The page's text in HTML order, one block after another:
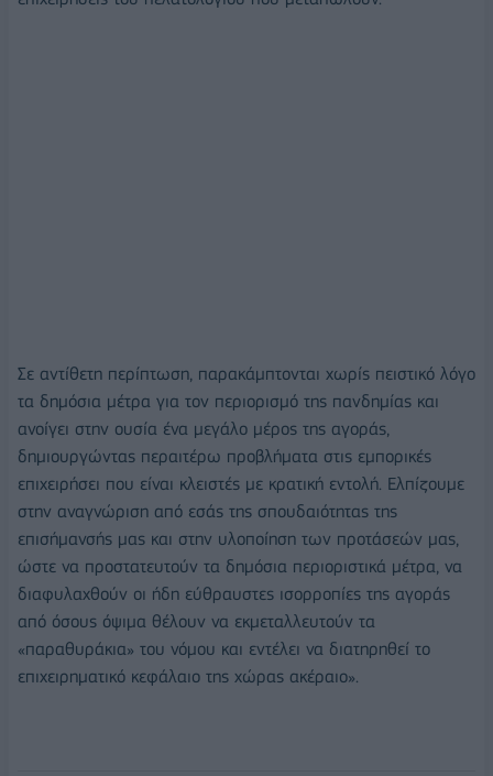
Σε αντίθετη περίπτωση, παρακάμπτονται χωρίς πειστικό λόγο
τα δημόσια μέτρα για τον περιορισμό της πανδημίας και
ανοίγει στην ουσία ένα μεγάλο μέρος της αγοράς,
δημιουργώντας περαιτέρω προβλήματα στις εμπορικές
επιχειρήσει που είναι κλειστές με κρατική εντολή. Ελπίζουμε
στην αναγνώριση από εσάς της σπουδαιότητας της
επισήμανσής μας και στην υλοποίηση των προτάσεών μας,
ώστε να προστατευτούν τα δημόσια περιοριστικά μέτρα, να
διαφυλαχθούν οι ήδη εύθραυστες ισορροπίες της αγοράς
από όσους όψιμα θέλουν να εκμεταλλευτούν τα
«παραθυράκια» του νόμου και εντέλει να διατηρηθεί το
επιχειρηματικό κεφάλαιο της χώρας ακέραιο».